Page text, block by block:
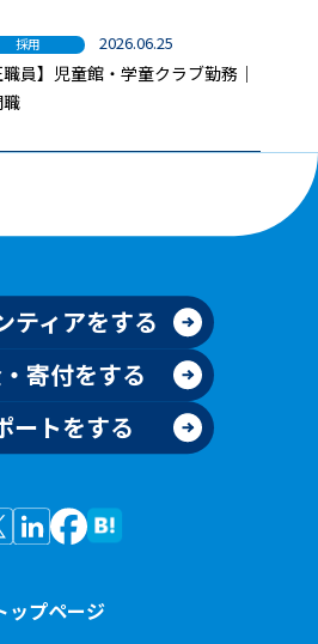
採用 2026.06.25
職員】児童館・学童クラブ勤務｜
ティアをする
寄付をする
ートをする
ップページ